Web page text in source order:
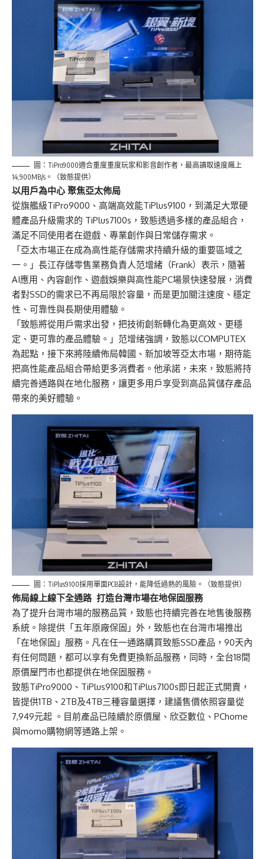
圖：TiPro9000適合重度重度玩家和影音創作者，最高讀取速度飆上
14,900MB/s。（致態提供）
以用戶為中心 聚焦亞太佈局
從旗艦級TiPro9000、高端高效能TiPlus9100，到滿足大眾硬
體產品升級需求的 TiPlus7100s，致態透過多樣的產品組合，
滿足不同使用者在遊戲、專業創作與日常儲存需求。
「亞太市場正在成為高性能存儲需求持續升級的重要區域之
一。」長江存儲零售業務負責人范增緒（Frank）表示，隨著
AI應用、內容創作、遊戲娛樂與高性能PC場景快速發展，消費
者對SSD的需求已不再局限於容量，而是更加關注速度、穩定
性、可靠性與長期使用體驗。
「致態將從用戶需求出發，把技術創新轉化為更高效、更穩
定、更可靠的產品體驗。」范增绪強調，致態以COMPUTEX
為起點，接下來將陸續佈局韓國、新加坡等亞太市場，期待能
把高性能產品組合帶給更多消費者。他承諾，未來，致態將持
續完善通路與在地化服務，讓更多用戶享受到高品質儲存產品
帶來的美好體驗。
圖：TiPlus9100採用單面PCB設計，能降低過熱的風險。（致態提供）
佈局線上線下全通路 打造台灣市場在地保固服務
為了提升台灣市場的服務品質，致態也持續完善在地售後服務
系統。除提供「五年原廠保固」外，致態也在台灣市場推出
「在地保固」服務。凡在任一通路購買致態SSD產品，90天內
有任何問題，都可以享有免費更換新品服務，同時，全台18間
原價屋門市也都提供在地保固服務。
致態TiPro9000、TiPlus9100和TiPlus7100s即日起正式開賣，
皆提供1TB、2TB及4TB三種容量選擇，建議售價依照容量從
7,949元起 。目前產品已陸續於原價屋、欣亞數位、PChome
與momo購物網等通路上架。